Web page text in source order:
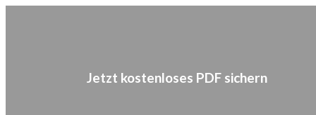
Jetzt kostenloses PDF sichern